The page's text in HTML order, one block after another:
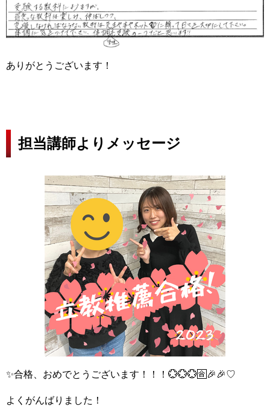
ありがとうございます！
担当講師よりメッセージ
✨合格、おめでとうございます！！！💮💮💮🈴🎉🎉♡
よくがんばりました！